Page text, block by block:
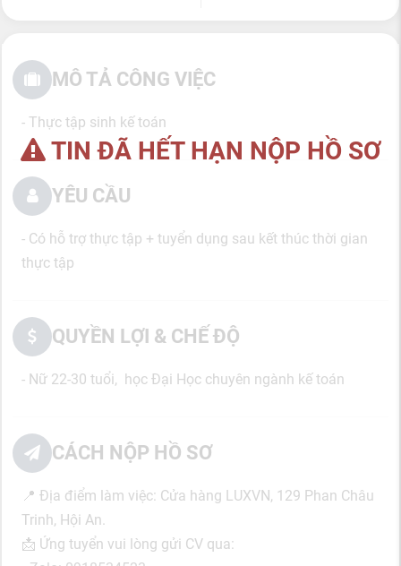
TIN ĐÃ HẾT HẠN NỘP HỒ SƠ
MÔ TẢ CÔNG VIỆC
- Thực tập sinh kế toán
YÊU CẦU
- Có hỗ trợ thực tập + tuyển dụng sau kết thúc thời gian
thực tập
QUYỀN LỢI & CHẾ ĐỘ
- Nữ 22-30 tuổi, học Đại Học chuyên ngành kế toán
CÁCH NỘP HỒ SƠ
📍 Địa điểm làm việc: Cửa hàng LUXVN, 129 Phan Châu
Trinh, Hội An.
📩 Ứng tuyển vui lòng gửi CV qua: